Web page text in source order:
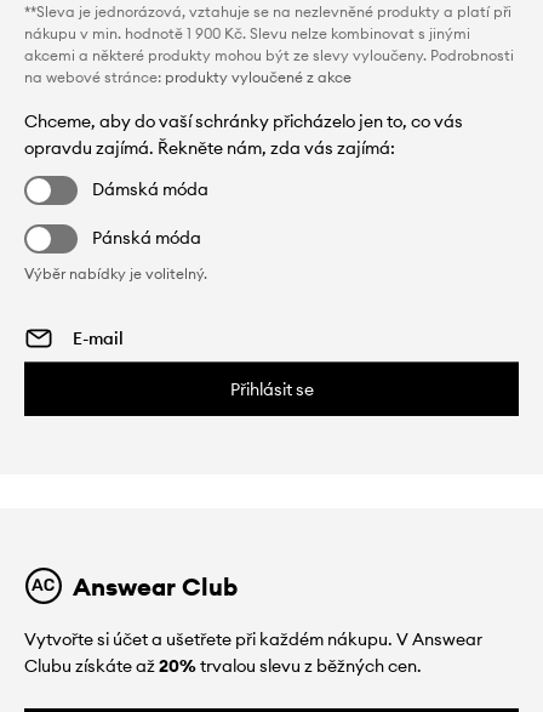
**Sleva je jednorázová, vztahuje se na nezlevněné produkty a platí při
nákupu v min. hodnotě 1 900 Kč. Slevu nelze kombinovat s jinými
akcemi a některé produkty mohou být ze slevy vyloučeny. Podrobnosti
na webové stránce: produkty vyloučené z akce
Chceme, aby do vaší schránky přicházelo jen to, co vás
opravdu zajímá. Řekněte nám, zda vás zajímá:
Dámská móda
Pánská móda
Výběr nabídky je volitelný.
Přihlásit se
Answear Club
Vytvořte si účet a ušetřete při každém nákupu. V Answear
Clubu získáte až20%trvalou slevu z běžných cen.